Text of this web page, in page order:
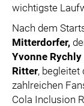
wichtigste
Nach dem
Mitterdorfer,
Yvonne Rychly
Ritter, begleitet
zahlreichen
Cola Inclusion